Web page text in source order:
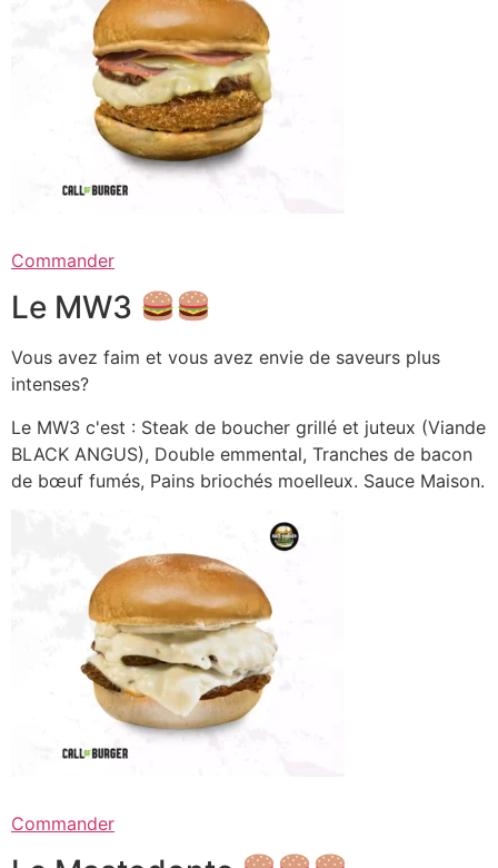
Commander
Le MW3
Vous avez faim et vous avez envie de saveurs plus
intenses?
Le MW3 c'est : Steak de boucher grillé et juteux (Viande
BLACK ANGUS), Double emmental, Tranches de bacon
de bœuf fumés, Pains briochés moelleux. Sauce Maison.
Commander